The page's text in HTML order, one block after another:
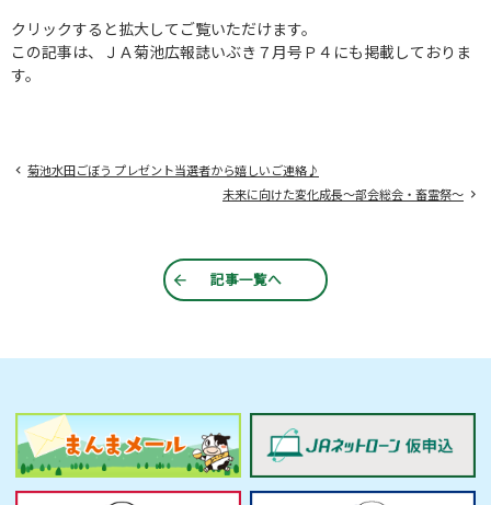
クリックすると拡大してご覧いただけます。
この記事は、ＪＡ菊池広報誌いぶき７月号Ｐ４にも掲載しておりま
す。
菊池水田ごぼう プレゼント当選者から嬉しいご連絡♪
未来に向けた変化成長～部会総会・畜霊祭～
記事一覧へ